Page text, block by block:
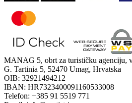
MANAG 5, obrt za turističku agenciju,
G. Tartinia 5, 52470 Umag, Hrvatska
OIB: 32921494212
IBAN: HR7323400091160533008
Telefon: +385 91 5519 771